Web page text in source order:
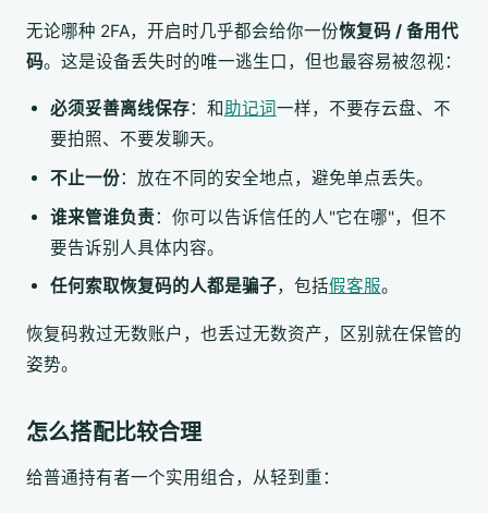
无论哪种 2FA，开启时几乎都会给你一份恢复码 / 备用代
码。这是设备丢失时的唯一逃生口，但也最容易被忽视：
必须妥善离线保存：和助记词一样，不要存云盘、不
要拍照、不要发聊天。
不止一份：放在不同的安全地点，避免单点丢失。
谁来管谁负责：你可以告诉信任的人"它在哪"，但不
要告诉别人具体内容。
任何索取恢复码的人都是骗子，包括假客服。
恢复码救过无数账户，也丢过无数资产，区别就在保管的
姿势。
怎么搭配比较合理
给普通持有者一个实用组合，从轻到重：